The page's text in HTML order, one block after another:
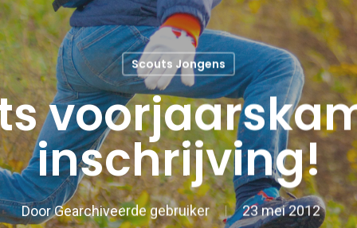
Scouts Jongens
inschrijving!
DoorGearchiveerde gebruiker 23 mei 2012